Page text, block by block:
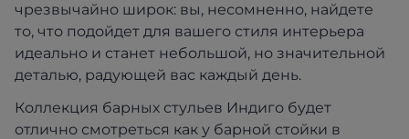
чрезвычайно широк: вы, несомненно, найдете
то, что подойдет для вашего стиля интерьера
идеально и станет небольшой, но значительной
деталью, радующей вас каждый день.
Коллекция барных стульев Индиго будет
отлично смотреться как у барной стойки в